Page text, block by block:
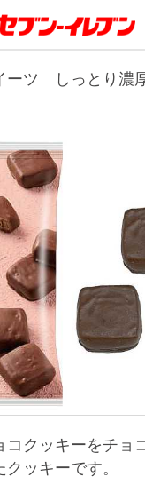
み
こと
ことトップ
り
本方針
物件募
ーツ しっとり濃
コクッキーをチョ
ッキーです。